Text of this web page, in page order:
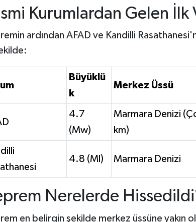
Kurumlardan Gelen İlk
ardından AFAD ve Kandilli
Büyüklü
k
Merkez Üssü
4.7
(Mw)
Marmara Denizi
km)
4.8 (Ml) Marmara Denizi
Nerelerde
en belirgin şekilde merkez üssüne yakın